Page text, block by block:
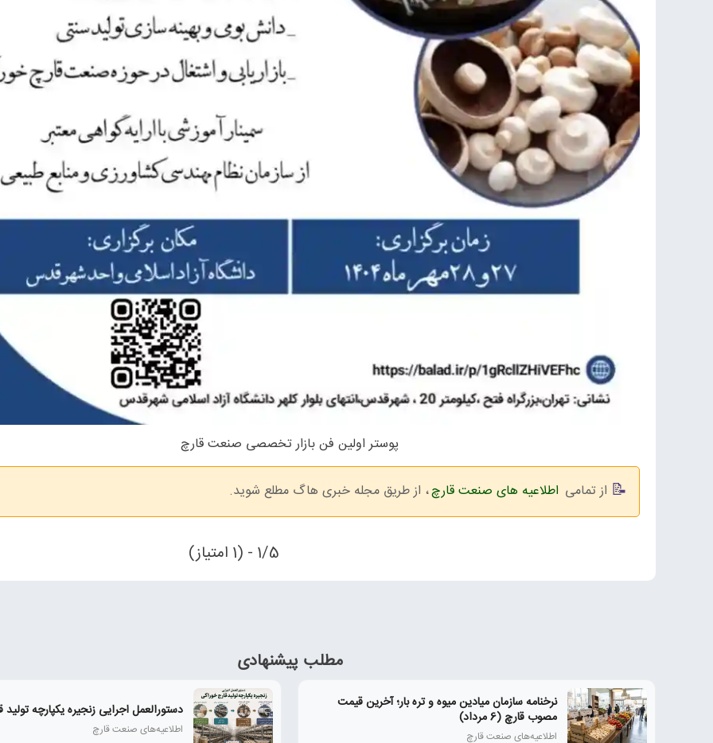
پوستر اولین فن‌ بازار تخصصی صنعت قارچ
از تمامی اطلاعیه های صنعت قارچ، از طریق مجله خبری هاگ مطلع شوید.
1/5 - (1 امتیاز)
مطلب پیشنهادی
نرخنامه سازمان میادین میوه و تره بار؛ آخرین قیمت
مصوب قارچ (6 مرداد)
اطلاعیه‌های صنعت قارچ
دستورالعمل اجرایی زنجیره یکپارچه
اطلاعیه‌های صنعت قارچ